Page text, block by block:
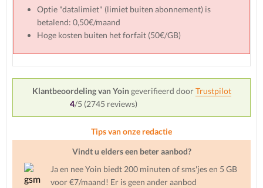
Optie "datalimiet" (limiet buiten abonnement) is
betalend: 0,50€/maand
Hoge kosten buiten het forfait (50€/GB)
Klantbeoordeling van Yoingeverifieerd doorTrustpilot
4/5 (2745 reviews)
Tips van onze redactie
Vindt u elders een beter aanbod?
Ja en nee Yoin biedt 200 minuten of sms'jes en 5 GB
voor €7/maand! Er is geen ander aanbod